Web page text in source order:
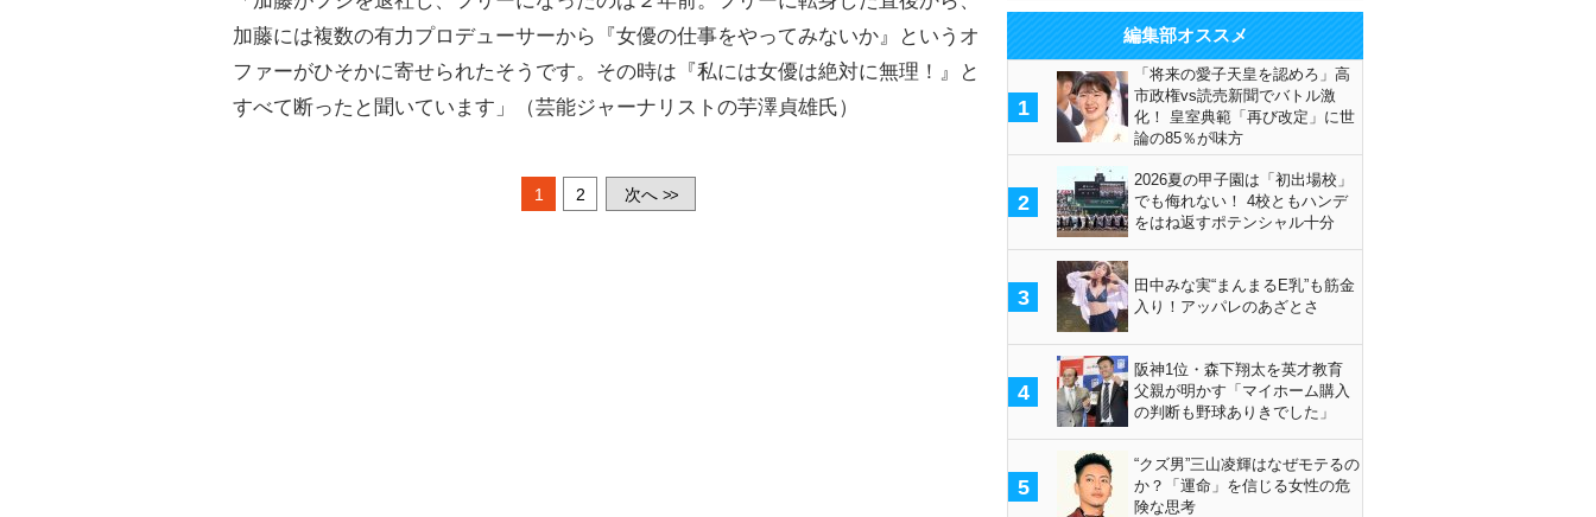
加藤には複数の有力プロデューサーから『女優の仕事をやってみないか』というオ
ファーがひそかに寄せられたそうです。その時は『私には女優は絶対に無理！』と
すべて断ったと聞いています」（芸能ジャーナリストの芋澤貞雄氏）
1 2 次へ >>
編集部オススメ
1
「将来の愛子天皇を認めろ」高
市政権vs読売新聞でバトル激
化！ 皇室典範「再び改定」に世
論の85％が味方
2
2026夏の甲子園は「初出場校」
でも侮れない！ 4校ともハンデ
をはね返すポテンシャル十分
3
田中みな実“まんまるE乳”も筋金
入り！アッパレのあざとさ
4
阪神1位・森下翔太を英才教育
父親が明かす「マイホーム購入
の判断も野球ありきでした」
5
“クズ男”三山凌輝はなぜモテるの
か？「運命」を信じる女性の危
険な思考